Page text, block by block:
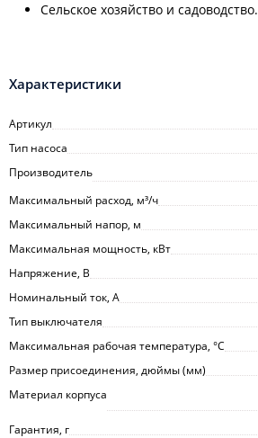
Сельское хозяйство и садоводство.
Характеристики
Артикул
Тип насоса
Производитель
Максимальный расход, м³/ч
Максимальный напор, м
Максимальная мощность, кВт
Напряжение, В
Номинальный ток, А
Тип выключателя
Максимальная рабочая температура, °С
Размер присоединения, дюймы (мм)
Материал корпуса
Гарантия, г